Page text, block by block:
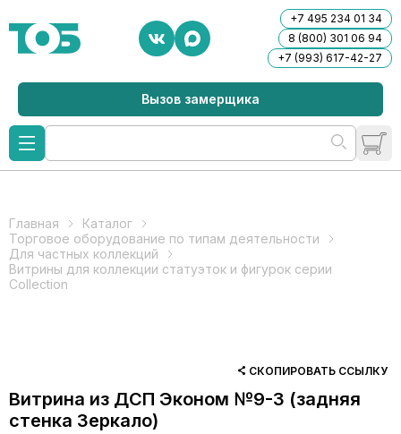
+7 495 234 01 34
8 (800) 301 06 94
+7 (993) 617-42-27
Вызов замерщика
Главная
Каталог
Торговое оборудование по типам деятельности
Для частных коллекций
Витрины для коллекции статуэток и фигурок серии
Collection
СКОПИРОВАТЬ ССЫЛКУ
Витрина из ДСП Эконом №9-3 (задняя
стенка Зеркало)